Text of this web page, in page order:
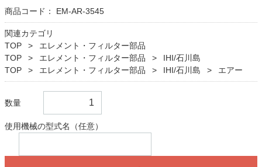
商品コード： EM-AR-3545
関連カテゴリ
TOP
エレメント・フィルター部品
TOP
エレメント・フィルター部品
IHI/石川島
TOP
エレメント・フィルター部品 IHI/石川島 エアー
数量
使用機械の型式名（任意）